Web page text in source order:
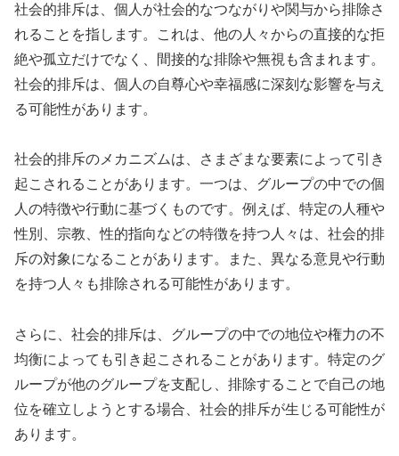
社会的排斥は、個人が社会的なつながりや関与から排除さ
れることを指します。これは、他の人々からの直接的な拒
絶や孤立だけでなく、間接的な排除や無視も含まれます。
社会的排斥は、個人の自尊心や幸福感に深刻な影響を与え
る可能性があります。
社会的排斥のメカニズムは、さまざまな要素によって引き
起こされることがあります。一つは、グループの中での個
人の特徴や行動に基づくものです。例えば、特定の人種や
性別、宗教、性的指向などの特徴を持つ人々は、社会的排
斥の対象になることがあります。また、異なる意見や行動
を持つ人々も排除される可能性があります。
さらに、社会的排斥は、グループの中での地位や権力の不
均衡によっても引き起こされることがあります。特定のグ
ループが他のグループを支配し、排除することで自己の地
位を確立しようとする場合、社会的排斥が生じる可能性が
あります。